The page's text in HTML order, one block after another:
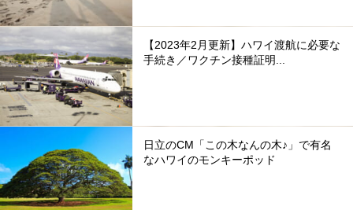
【2023年2月更新】ハワイ渡航に必要な
手続き／ワクチン接種証明...
日立のCM「この木なんの木♪」で有名
なハワイのモンキーポッド